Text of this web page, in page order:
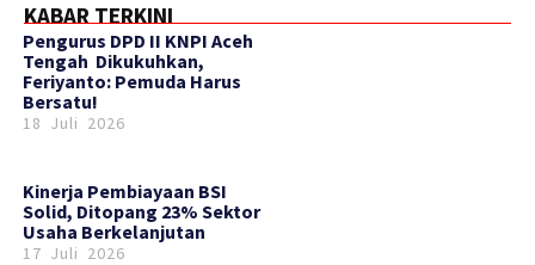
KABAR TERKINI
‎Pengurus DPD II KNPI Aceh
Tengah Dikukuhkan,
Feriyanto: Pemuda Harus
Bersatu!
18 Juli 2026
Kinerja Pembiayaan BSI
Solid, Ditopang 23% Sektor
Usaha Berkelanjutan
17 Juli 2026